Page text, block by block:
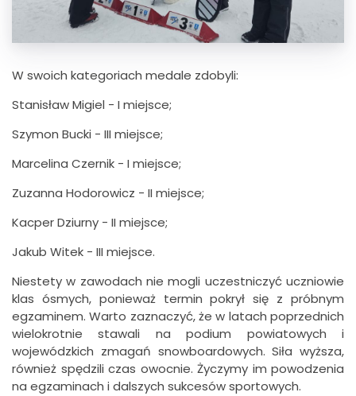
W swoich kategoriach medale zdobyli:
Stanisław Migiel - I miejsce;
Szymon Bucki - III miejsce;
Marcelina Czernik - I miejsce;
Zuzanna Hodorowicz - II miejsce;
Kacper Dziurny - II miejsce;
Jakub Witek - III miejsce.
Niestety w zawodach nie mogli uczestniczyć uczniowie
klas ósmych, ponieważ termin pokrył się z próbnym
egzaminem. Warto zaznaczyć, że w latach poprzednich
wielokrotnie stawali na podium powiatowych i
wojewódzkich zmagań snowboardowych. Siła wyższa,
również spędzili czas owocnie. Życzymy im powodzenia
na egzaminach i dalszych sukcesów sportowych.